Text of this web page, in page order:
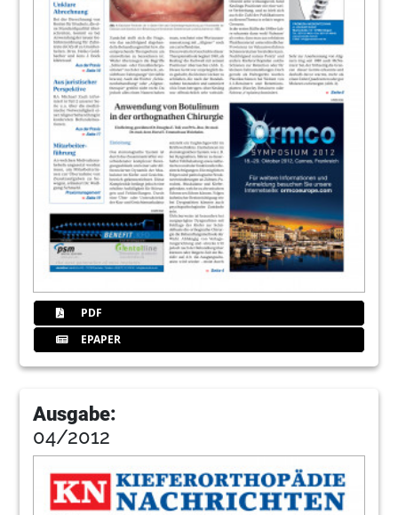
PDF
EPAPER
Ausgabe:
04/2012